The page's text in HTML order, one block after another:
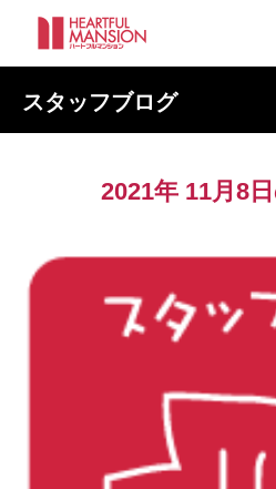
スタッフブログ
2021年 11月8